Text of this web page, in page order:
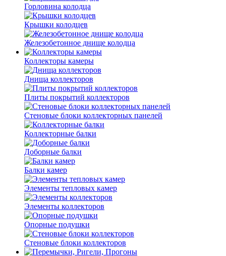
Горловина колодца
Крышки колодцев
Железобетонное днище колодца
Коллекторы камеры
Днища коллекторов
Плиты покрытий коллекторов
Стеновые блоки коллекторных панелей
Коллекторные балки
Доборные балки
Балки камер
Элементы тепловых камер
Элементы коллекторов
Опорные подушки
Стеновые блоки коллекторов